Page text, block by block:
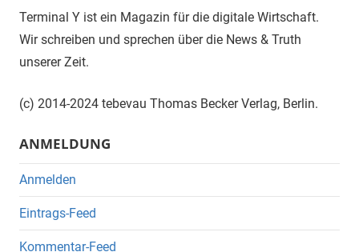
Terminal Y ist ein Magazin für die digitale Wirtschaft.
Wir schreiben und sprechen über die News & Truth
unserer Zeit.
(c) 2014-2024 tebevau Thomas Becker Verlag, Berlin.
ANMELDUNG
Anmelden
Eintrags-Feed
Kommentar-Feed